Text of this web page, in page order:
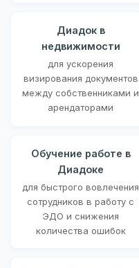
Диадок в
недвижимости
для ускорения
визирования документов
между собственниками и
арендаторами
Обучение работе в
Диадоке
для быстрого вовлечения
сотрудников в работу с
ЭДО и снижения
количества ошибок